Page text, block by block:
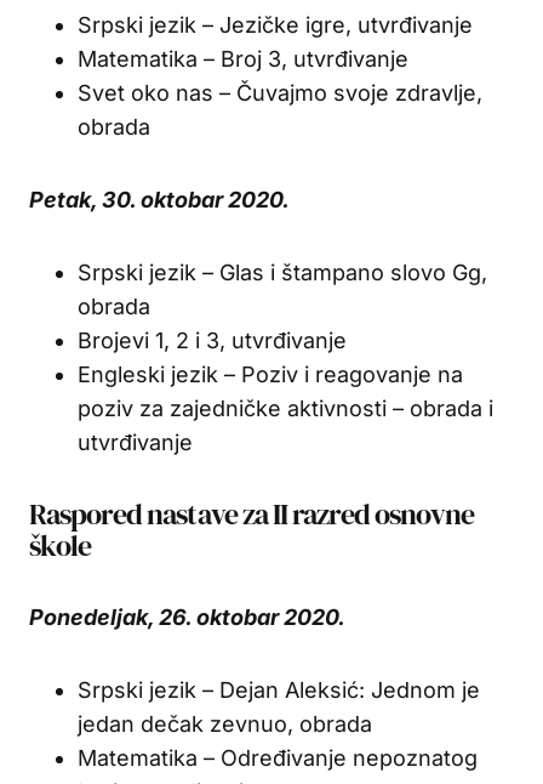
Srpski jezik – Jezičke igre, utvrđivanje
Matematika – Broj 3, utvrđivanje
Svet oko nas – Čuvajmo svoje zdravlje,
obrada
Petak, 30. oktobar 2020.
Srpski jezik – Glas i štampano slovo Gg,
obrada
Brojevi 1, 2 i 3, utvrđivanje
Engleski jezik – Poziv i reagovanje na
poziv za zajedničke aktivnosti – obrada i
utvrđivanje
Raspored nastave za II razred osnovne
škole
Ponedeljak, 26. oktobar 2020.
Srpski jezik – Dejan Aleksić: Jednom je
jedan dečak zevnuo, obrada
Matematika – Određivanje nepoznatog